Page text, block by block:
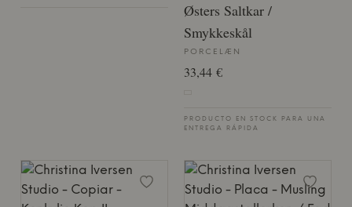
Østers Saltkar /
Smykkeskål
PORCELÆN
33,44 €
PRODUCTO EN STOCK PARA UNA
ENTREGA RÁPIDA